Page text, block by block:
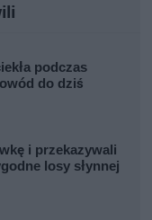
podczas
do dziś
i przekazywali
losy słynnej